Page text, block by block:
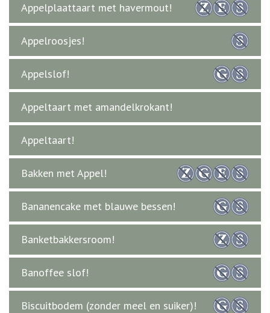
Appelplaattaart met havermout!
Appelroosjes!
Appelslof!
Appeltaart met amandelkrokant!
Appeltaart!
Bakken met Appel!
Bananencake met blauwe bessen!
Banketbakkersroom!
Banoffee slof!
Biscuitbodem (zonder meel en suiker)!